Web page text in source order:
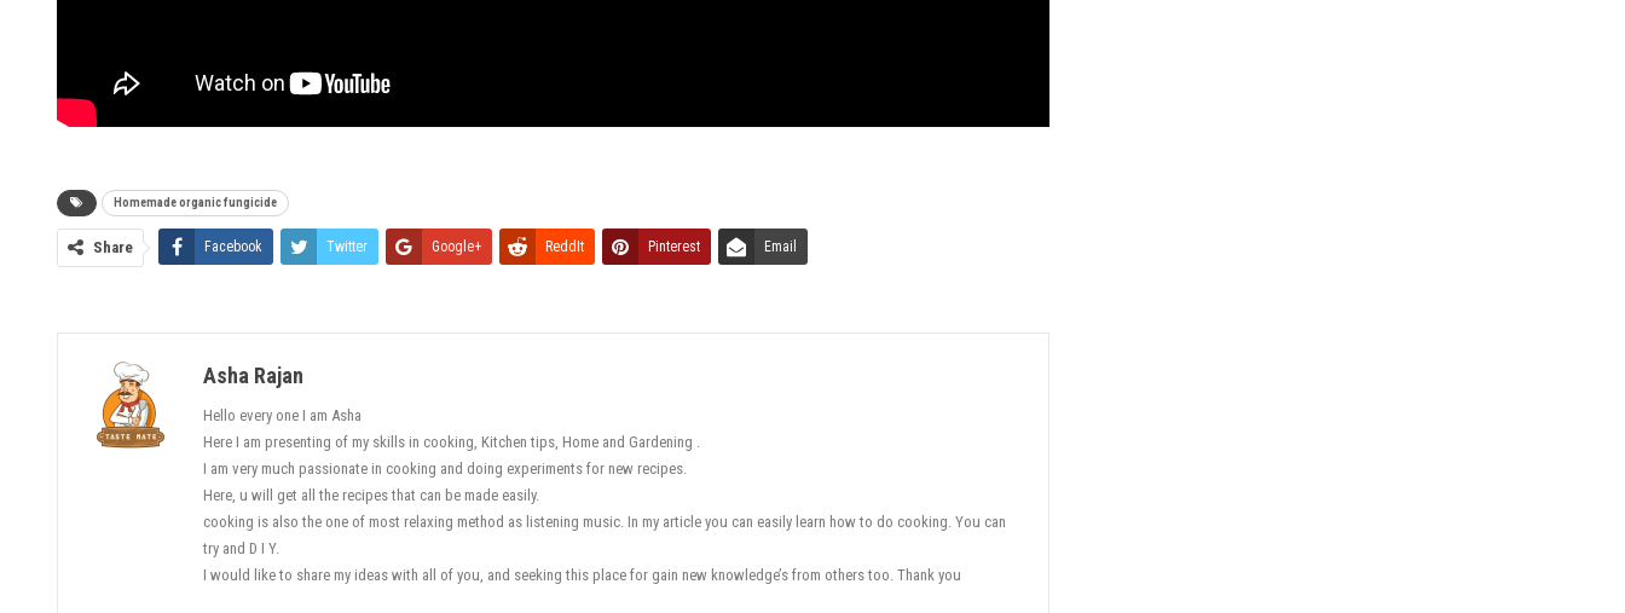
Homemade organic fungicide
Share Facebook Twitter Google+ ReddIt Pinterest Email
Asha Rajan
Hello every one I am Asha
Here I am presenting of my skills in cooking, Kitchen tips, Home and Gardening .
I am very much passionate in cooking and doing experiments for new recipes.
Here, u will get all the recipes that can be made easily.
cooking is also the one of most relaxing method as listening music. In my article you can easily learn how to do cooking. You can
try and D I Y.
I would like to share my ideas with all of you, and seeking this place for gain new knowledge’s from others too. Thank you